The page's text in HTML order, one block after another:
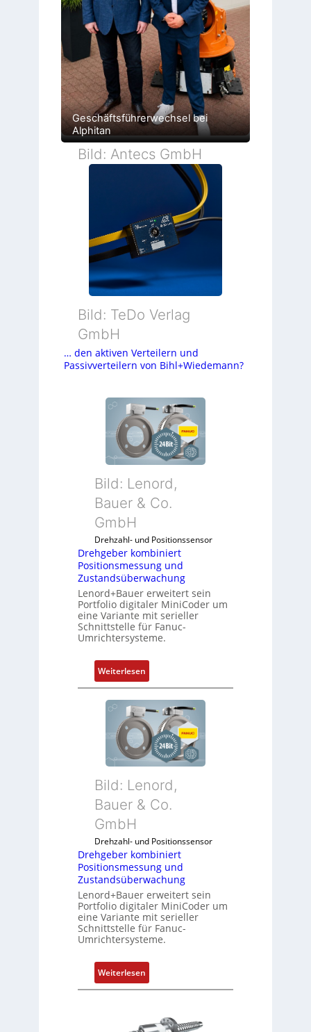
Geschäftsführerwechsel bei
Alphitan
Bild: Antecs GmbH
Bild: TeDo Verlag
GmbH
… den aktiven Verteilern und
Passivverteilern von Bihl+Wiedemann?
Bild: Lenord,
Bauer & Co.
GmbH
Drehzahl- und Positionssensor
Drehgeber kombiniert
Positionsmessung und
Zustandsüberwachung
Lenord+Bauer erweitert sein
Portfolio digitaler MiniCoder um
eine Variante mit serieller
Schnittstelle für Fanuc-
Umrichtersysteme.
Weiterlesen:
D
r
e
h
g
e
e
m
b
i
i
e
r
P
o
s
Bild: Lenord,
Bauer & Co.
GmbH
Drehzahl- und Positionssensor
Drehgeber kombiniert
Positionsmessung und
Zustandsüberwachung
Lenord+Bauer erweitert sein
Portfolio digitaler MiniCoder um
eine Variante mit serieller
Schnittstelle für Fanuc-
Umrichtersysteme.
Weiterlesen:
D